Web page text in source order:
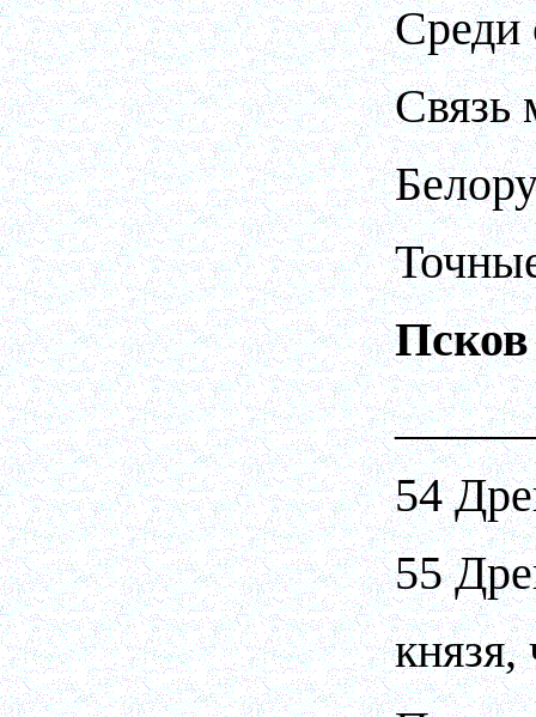
Среди
Связь
Псков
54
55